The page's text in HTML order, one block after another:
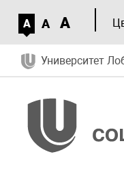
A A A
Университет